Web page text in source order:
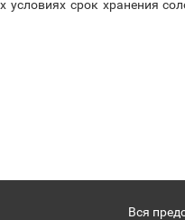
условиях срок хранения
Вся